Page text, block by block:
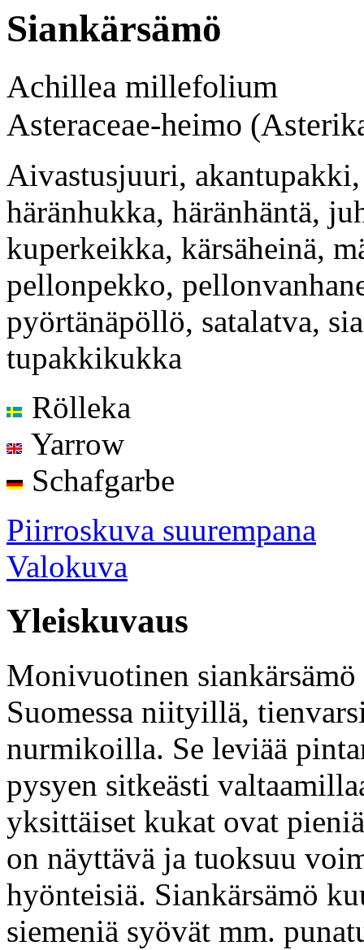
Siankärsämö
Achillea millefolium
Asteraceae-heimo
Aivastusjuuri,
häränhukka, häränhäntä,
kuperkeikka, kärsäheinä,
pellonpekko,
pyörtänäpöllö, satalatva,
tupakkikukka
Rölleka
Yarrow
Schafgarbe
Piirroskuva suurempana
Valokuva
Yleiskuvaus
Monivuotinen
Suomessa niityillä,
nurmikoilla. Se leviää
pysyen sitkeästi
yksittäiset kukat ovat
on näyttävä ja tuoksuu
hyönteisiä. Siankärsämö
siemeniä syövät mm.